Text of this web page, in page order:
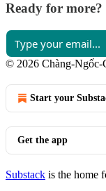
Ready for more?
© 2026 Chàng-Ngốc-
Start your
Get the app
Substack is the home